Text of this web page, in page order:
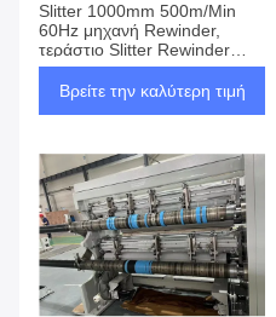
Slitter 1000mm 500m/Min
60Hz μηχανή Rewinder,
τεράστιο Slitter Rewinder
ρόλων
Βρείτε την καλύτερη τιμή